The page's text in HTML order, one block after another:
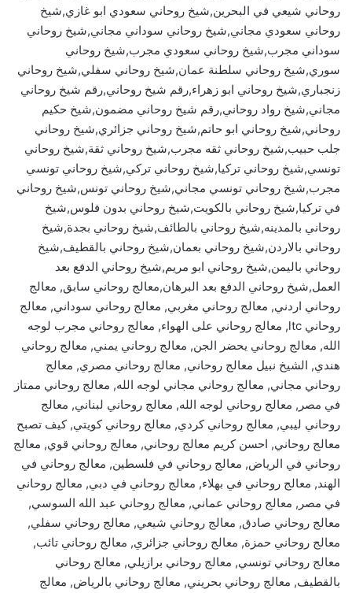
روحاني شيعي في البحرين,شيخ روحاني سعودي ابو غازي,شيخ
روحاني سعودي مجاني,شيخ روحاني سوداني مجاني,شيخ روحاني
سوداني مجرب,شيخ روحاني سعودي مجرب,شيخ روحاني
سوري,شيخ روحاني سلطنة عمان,شيخ روحاني سفلي,شيخ روحاني
زنجباري,شيخ روحاني ابو زهراء,رقم شيخ روحاني,رقم شيخ روحاني
مجاني,شيخ رواد روحاني,رقم شيخ روحاني مضمون,شيخ حكيم
روحاني,شيخ روحاني ابو حاتم,شيخ روحاني جزائري,شيخ روحاني
جلب حبيب,شيخ روحاني ثقه مجرب,شيخ روحاني ثقة,شيخ روحاني
تونسي,شيخ روحاني تركيا,شيخ روحاني تركي,شيخ روحاني تونسي
مجرب,شيخ روحاني تونسي مجاني,شيخ روحاني تونس,شيخ روحاني
في تركيا,شيخ روحاني بالكويت,شيخ روحاني بدون فلوس,شيخ
روحاني بالمدينه,شيخ روحاني بالطائف,شيخ روحاني بجدة,شيخ
روحاني بالاردن,شيخ روحاني بعمان,شيخ روحاني بالقطيف,شيخ
روحاني باليمن,شيخ روحاني ابو مريم,شيخ روحاني الدفع بعد
العمل,شيخ روحاني الدفع بعد البرهان,معالج روحاني سابق, معالج
روحاني اردني, معالج روحاني مغربي, معالج روحاني سوداني, معالج
روحاني ltc, معالج روحاني على الهواء, معالج روحاني مجرب لوجه
الله, معالج روحاني يحضر الجن, معالج روحاني يمني, معالج روحاني
هندي, الشيخ نبيل معالج روحاني, معالج روحاني مصري, معالج
روحاني مجاني, معالج روحاني مجاني لوجه الله, معالج روحاني ممتاز
في مصر, معالج روحاني لوجه الله, معالج روحاني لبناني, معالج
روحاني ليبي, معالج روحاني كردي, معالج روحاني كويتي, كيف تصبح
معالج روحاني, احسن كريم معالج روحاني, معالج روحاني قوي, معالج
روحاني في الرياض, معالج روحاني في فلسطين, معالج روحاني في
الهند, معالج روحاني في بهلاء, معالج روحاني في دبي, معالج روحاني
في مصر, معالج روحاني عماني, معالج روحاني عبد الله السوسي,
معالج روحاني صادق, معالج روحاني شيعي, معالج روحاني سفلي,
معالج روحاني حمزة, معالج روحاني جزائري, معالج روحاني تائب,
معالج روحاني تونسي, معالج روحاني برازيلي, معالج روحاني
بالقطيف, معالج روحاني بحريني, معالج روحاني بالرياض, معالج